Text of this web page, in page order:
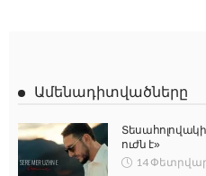
Ամենադիտվածները
ուժն է»
14